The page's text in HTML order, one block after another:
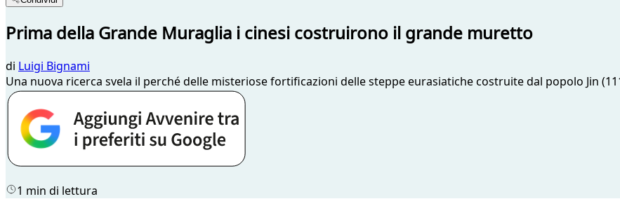
Prima della Grande Muraglia i cinesi costruirono il grande muretto
di Luigi Bignami
Una nuova ricerca svela il perché delle misteriose fortificazioni delle steppe eurasiatiche costruite dal popolo Jin
1 min di lettura